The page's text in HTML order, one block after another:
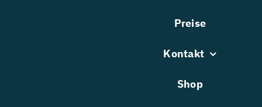
Preise
Kontakt
Shop